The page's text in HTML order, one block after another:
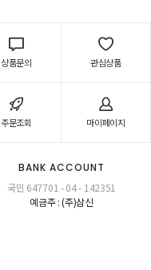
상품문의 관심상품
주문조회 마이페이지
BANK ACCOUNT
국민 647701 - 04 - 142351
예금주 : (주)삼신